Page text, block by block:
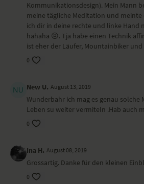
Kommunikationsdesign). Mein Mann
meine tägliche Meditation und
ich dir in deine rechte und linke Hand
hahaha 😠. Tja habe einen Technik
ist eher der Läufer, Mountainbiker
0
New U. August 13, 2019
Wunderbahr ich mag es genau solche
Leben su weiter vermiteln .Hab auch
0
Ina H. August 08, 2019
Grossartig. Danke für den kleinen
0